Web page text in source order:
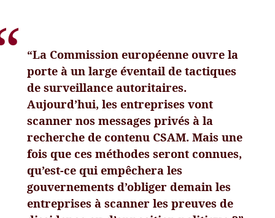
“La Commission européenne ouvre la
porte à un large éventail de tactiques
de surveillance autoritaires.
Aujourd’hui, les entreprises vont
scanner nos messages privés à la
recherche de contenu CSAM. Mais une
fois que ces méthodes seront connues,
qu’est-ce qui empêchera les
gouvernements d’obliger demain les
entreprises à scanner les preuves de